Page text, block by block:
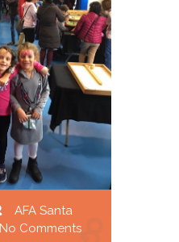
AFA Santa
No Comments